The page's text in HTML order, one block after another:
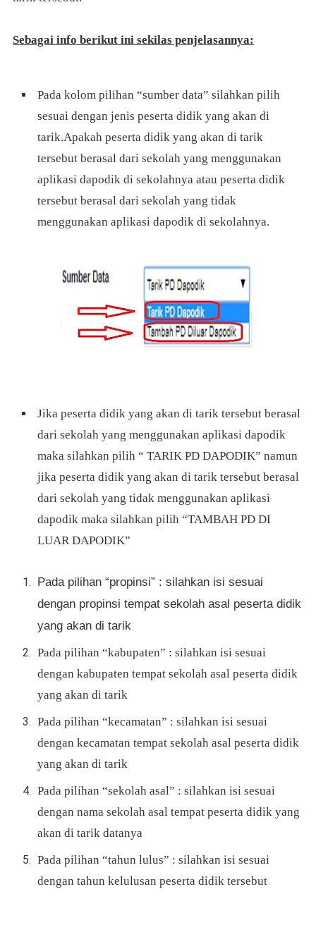
Sebagai info berikut ini sekilas penjelasannya:
Pada kolom pilihan “sumber data” silahkan pilih
sesuai dengan jenis peserta didik yang akan di
tarik.Apakah peserta didik yang akan di tarik
tersebut berasal dari sekolah yang menggunakan
aplikasi dapodik di sekolahnya atau peserta didik
tersebut berasal dari sekolah yang tidak
menggunakan aplikasi dapodik di sekolahnya.
Jika peserta didik yang akan di tarik tersebut berasal
dari sekolah yang menggunakan aplikasi dapodik
maka silahkan pilih “ TARIK PD DAPODIK” namun
jika peserta didik yang akan di tarik tersebut berasal
dari sekolah yang tidak menggunakan aplikasi
dapodik maka silahkan pilih “TAMBAH PD DI
LUAR DAPODIK”
Pada pilihan “propinsi” : silahkan isi sesuai
dengan propinsi tempat sekolah asal peserta didik
yang akan di tarik
Pada pilihan “kabupaten” : silahkan isi sesuai
dengan kabupaten tempat sekolah asal peserta didik
yang akan di tarik
Pada pilihan “kecamatan” : silahkan isi sesuai
dengan kecamatan tempat sekolah asal peserta didik
yang akan di tarik
Pada pilihan “sekolah asal” : silahkan isi sesuai
dengan nama sekolah asal tempat peserta didik yang
akan di tarik datanya
Pada pilihan “tahun lulus” : silahkan isi sesuai
dengan tahun kelulusan peserta didik tersebut